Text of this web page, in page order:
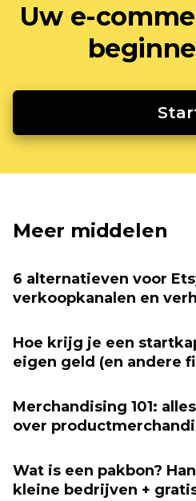
Uw e-
Meer middelen
6 alternatieven voor
verkoopkanalen en
Hoe krijg je een
eigen geld (en andere
Merchandising 101:
over
Wat is een pakbon?
kleine bedrijven +